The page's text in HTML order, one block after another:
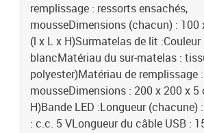
remplissage : ressorts ensachés,
mousseDimensions (chacun) : 100
(l x L x H)Surmatelas de lit :Couleur
blancMatériau du sur-matelas :
polyester)Matériau de remplissage :
mousseDimensions : 200 x 200 x 5
H)Bande LED :Longueur (chacune)
: c.c. 5 VLongueur du câble USB :